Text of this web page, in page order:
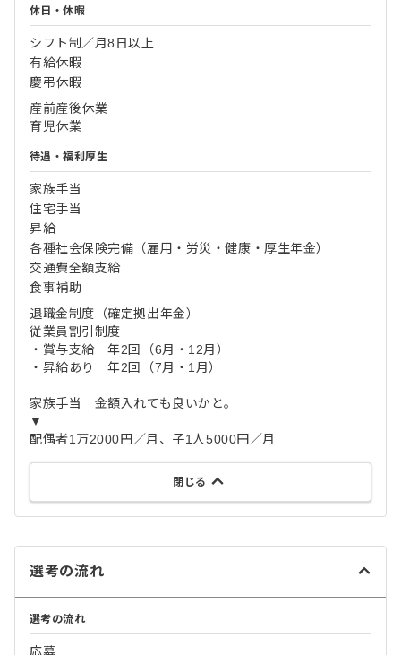
休日・休暇
シフト制／月8日以上
有給休暇
慶弔休暇
産前産後休業
育児休業
待遇・福利厚生
家族手当
住宅手当
昇給
各種社会保険完備（雇用・労災・健康・厚生年金）
交通費全額支給
食事補助
退職金制度（確定拠出年金）
従業員割引制度
・賞与支給 年2回（6月・12月）
・昇給あり 年2回（7月・1月）
家族手当 金額入れても良いかと。
▼
配偶者1万2000円／月、子1人5000円／月
閉じる
選考の流れ
選考の流れ
応募